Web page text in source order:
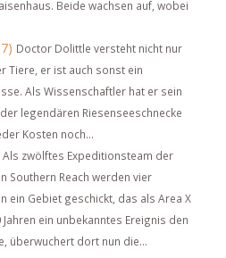
Beide wachsen auf, wobei
Doctor Dolittle versteht nicht nur
Tiere, er ist auch sonst ein
Als Wissenschaftler hat er sein
legendären Riesenseeschnecke
Kosten noch...
Als zwölftes Expeditionsteam der
Southern Reach werden vier
ein Gebiet geschickt, das als Area X
ein unbekanntes Ereignis den
überwuchert dort nun die...